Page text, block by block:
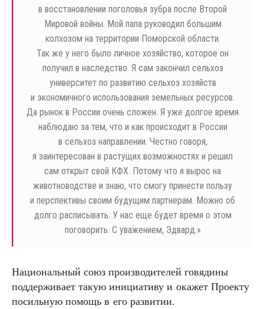
в восстановлении поголовья зубра после Второй
Мировой войны. Мой папа руководил большим
колхозом на территории Поморской области.
Так же у него было личное хозяйство, которое он
получил в наследство. Я сам закончил сельхоз
университет по развитию сельхоз хозяйств
и экономичного использования земельных ресурсов.
Да рынок в России очень сложен. Я уже долгое время
наблюдаю за тем, что и как происходит в России
в сельхоз направлении. Честно говоря,
я заинтересован в растущих возможностях и решил
сам открыт свой КФХ. Потому что я вырос на
животноводстве и знаю, что смогу принести пользу
и перспективы своим будущим партнерам. Можно об
долго расписывать. У нас еще будет время о этом
поговорить. С уважением, Эдвард.»
Национальный союз производителей говядины
поддерживает такую инициативу и окажет Проекту
посильную помощь в его развитии.